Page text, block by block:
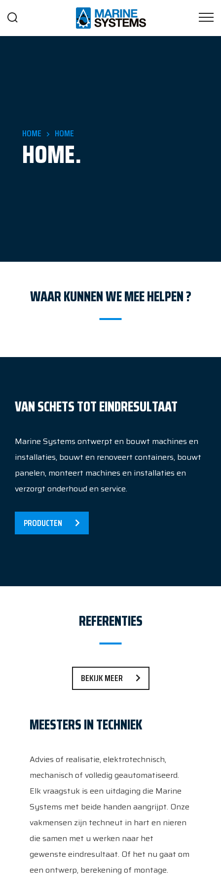
Home
Diensten
Producten
HOME HOME
HOME.
WAAR KUNNEN WE MEE HELPEN ?
VAN SCHETS TOT EINDRESULTAAT
Marine Systems ontwerpt en bouwt machines en
installaties, bouwt en renoveert containers, bouwt
panelen, monteert machines en installaties en
verzorgt onderhoud en service.
PRODUCTEN
REFERENTIES
BEKIJK MEER
MEESTERS IN TECHNIEK
Advies of realisatie, elektrotechnisch,
mechanisch of volledig geautomatiseerd.
Elk vraagstuk is een uitdaging die Marine
Systems met beide handen aangrijpt. Onze
vakmensen zijn techneut in hart en nieren
die samen met u werken naar het
gewenste eindresultaat. Of het nu gaat om
een ontwerp, berekening of montage.